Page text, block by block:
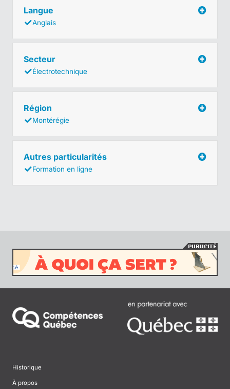
Langue
Anglais
Secteur
Électrotechnique
Région
Montérégie
Autres particularités
Formation en ligne
Historique
À propos